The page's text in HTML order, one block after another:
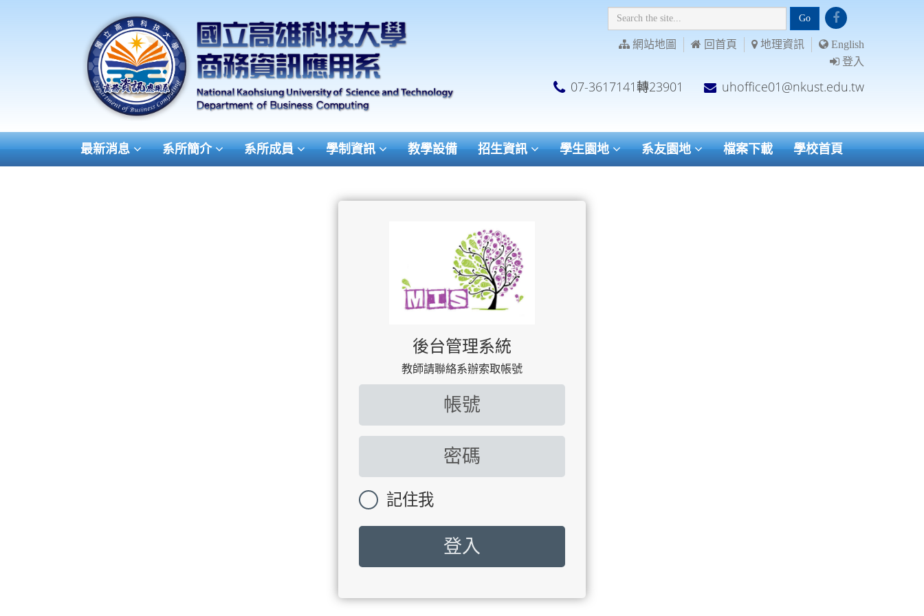
Go
網站地圖 回首頁 地理資訊
English
登入
07-3617141轉23901 uhoffice01@nkust.edu.tw
最新消息 系所簡介 系所成員 學制資訊 教學設備 招生資訊 學生園地 系友園地 檔案下載 學校首頁
後台管理系統
教師請聯絡系辦索取帳號
記住我